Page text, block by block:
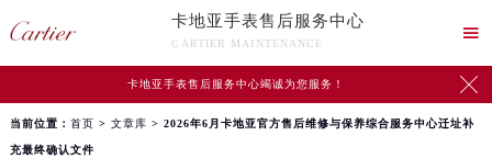
卡地亚手表售后服务中心
CARTIER MAINTENANCE

卡地亚手表售后服务中心竭诚为您服务！ 
当前位置： 首页 > 文章库 > 2026年6月卡地亚官方售后维修与保养综合服务中心迁址补
充最终确认文件